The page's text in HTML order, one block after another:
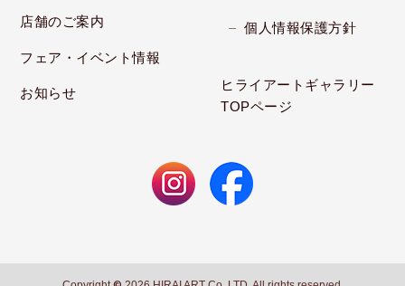
店舗のご案内
フェア・イベント情報
お知らせ
個人情報保護方針
ヒライアートギャラリー
TOPページ